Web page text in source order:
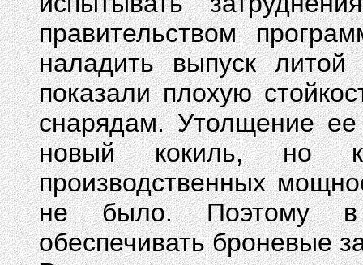
правительством
наладить выпуск
показали плохую
снарядам. Утолщение ее
новый кокиль, но к
производственных
не было. Поэтому в
обеспечивать броневые